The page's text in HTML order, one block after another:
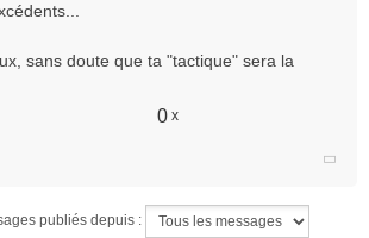
sans doute que ta "tactique" sera la
0 x
publiés depuis :